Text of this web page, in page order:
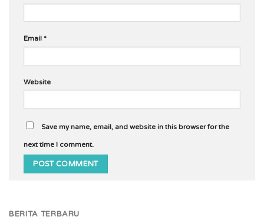
Email *
Website
Save my name, email, and website in this browser for the
next time I comment.
BERITA TERBARU